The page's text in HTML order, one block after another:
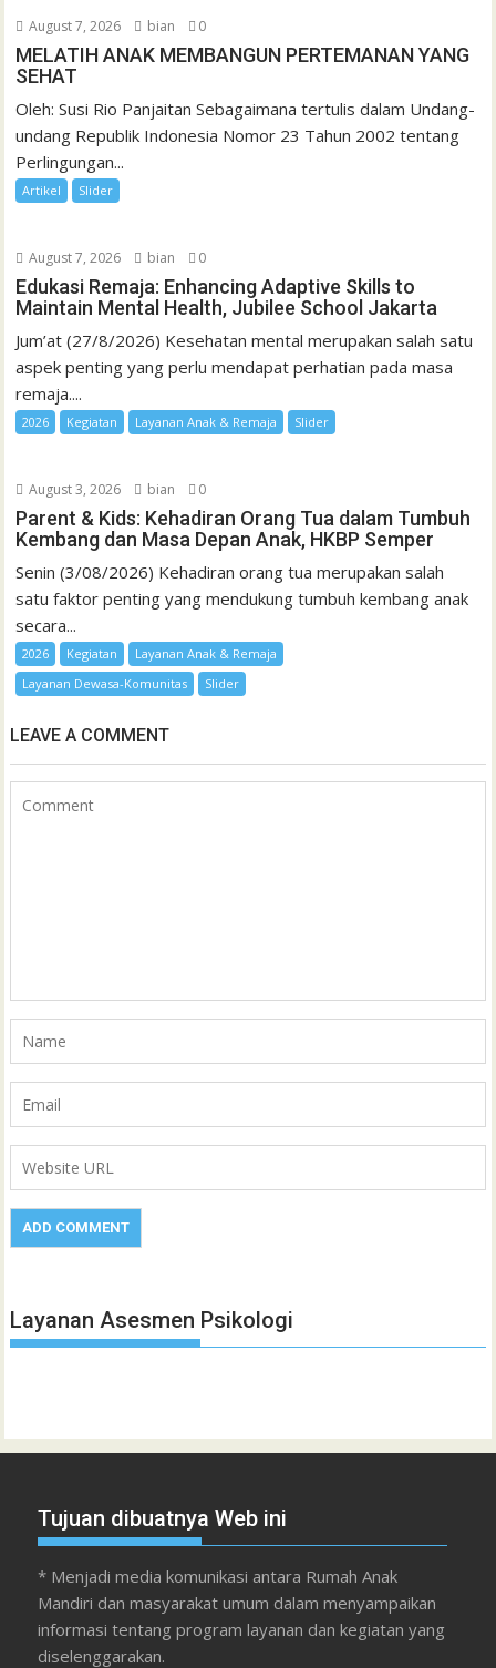
August 7, 2026 bian 0
MELATIH ANAK MEMBANGUN PERTEMANAN YANG
SEHAT
Oleh: Susi Rio Panjaitan Sebagaimana tertulis dalam Undang-
undang Republik Indonesia Nomor 23 Tahun 2002 tentang
Perlingungan...
Artikel Slider
August 7, 2026 bian 0
Edukasi Remaja: Enhancing Adaptive Skills to
Maintain Mental Health, Jubilee School Jakarta
Jum’at (27/8/2026) Kesehatan mental merupakan salah satu
aspek penting yang perlu mendapat perhatian pada masa
remaja....
2026 Kegiatan Layanan Anak & Remaja Slider
August 3, 2026 bian 0
Parent & Kids: Kehadiran Orang Tua dalam Tumbuh
Kembang dan Masa Depan Anak, HKBP Semper
Senin (3/08/2026) Kehadiran orang tua merupakan salah
satu faktor penting yang mendukung tumbuh kembang anak
secara...
2026 Kegiatan
Layanan Anak & Remaja
Layanan Dewasa-Komunitas
Slider
LEAVE A COMMENT
Layanan Asesmen Psikologi
Tujuan dibuatnya Web ini
* Menjadi media komunikasi antara Rumah Anak
Mandiri dan masyarakat umum dalam menyampaikan
informasi tentang program layanan dan kegiatan yang
diselenggarakan.